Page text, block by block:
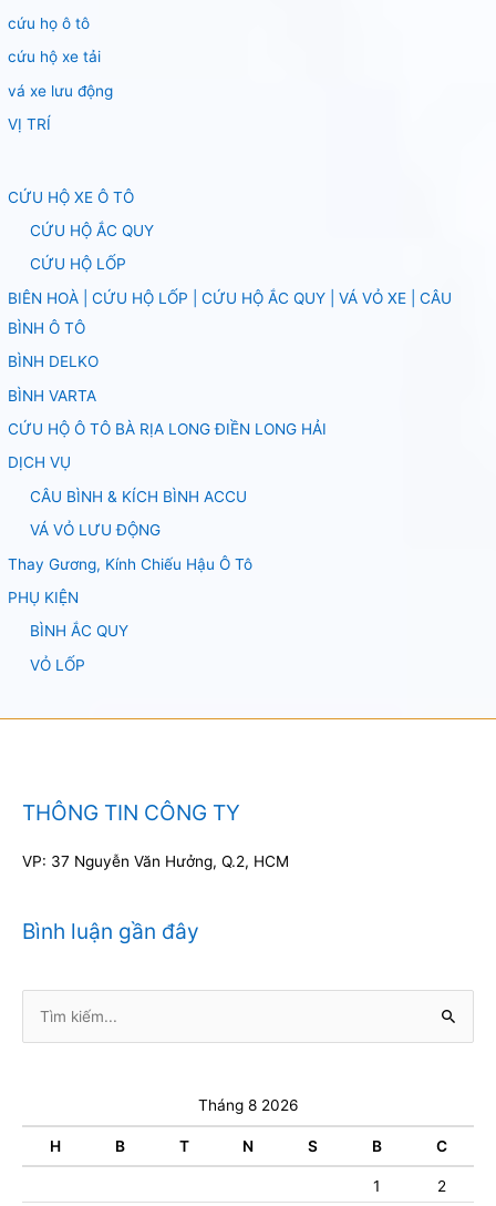
cứu họ ô tô
cứu hộ xe tải
vá xe lưu động
VỊ TRÍ
CỨU HỘ XE Ô TÔ
CỨU HỘ ẮC QUY
CỨU HỘ LỐP
BIÊN HOÀ | CỨU HỘ LỐP | CỨU HỘ ẮC QUY | VÁ VỎ XE | CÂU
BÌNH Ô TÔ
BÌNH DELKO
BÌNH VARTA
CỨU HỘ Ô TÔ BÀ RỊA LONG ĐIỀN LONG HẢI
DỊCH VỤ
CÂU BÌNH & KÍCH BÌNH ACCU
VÁ VỎ LƯU ĐỘNG
Thay Gương, Kính Chiếu Hậu Ô Tô
PHỤ KIỆN
BÌNH ẮC QUY
VỎ LỐP
THÔNG TIN CÔNG TY
VP: 37 Nguyễn Văn Hưởng, Q.2, HCM
Bình luận gần đây
kiếm:
Tháng 8 2026
H B T N S B C
1 2